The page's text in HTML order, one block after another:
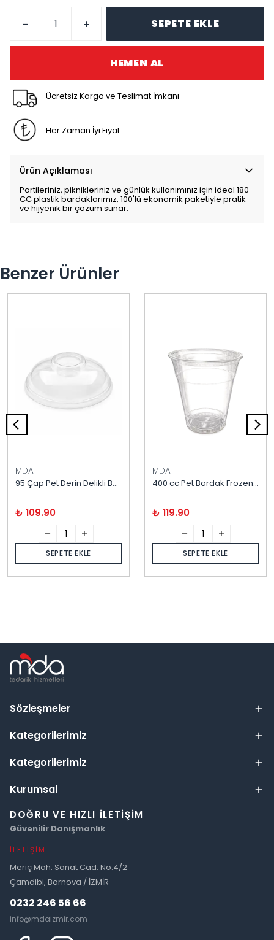
SEPETE EKLE
HEMEN AL
Ücretsiz Kargo ve Teslimat İmkanı
Her Zaman İyi Fiyat
Ürün Açıklaması
Partileriniz, piknikleriniz ve günlük kullanımınız için ideal 180
CC plastik bardaklarımız, 100'lü ekonomik paketiyle pratik
ve hijyenik bir çözüm sunar.
Benzer Ürünler
MDA
95 Çap Pet Derin Delikli Bombe Bardak Kapağı 100'lü
₺ 109.90
SEPETE EKLE
MDA
400 cc Pet Bardak Frozen 50'li
₺ 119.90
SEPETE EKLE
Sözleşmeler
Kategorilerimiz
Kategorilerimiz
Kurumsal
DOĞRU VE HIZLI İLETIŞIM
Güvenilir Danışmanlık
İLETIŞIM
Meriç Mah. Sanat Cad. No:4/2
Çamdibi, Bornova / İZMİR
0232 246 56 66
info@mdaizmir.com